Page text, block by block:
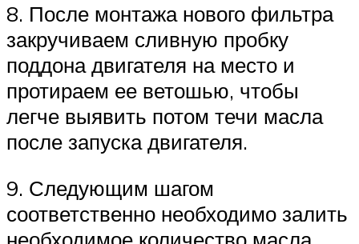
8. После монтажа нового фильтра
закручиваем сливную пробку
поддона двигателя на место и
протираем ее ветошью, чтобы
легче выявить потом течи масла
после запуска двигателя.
9. Следующим шагом
соответственно необходимо залить